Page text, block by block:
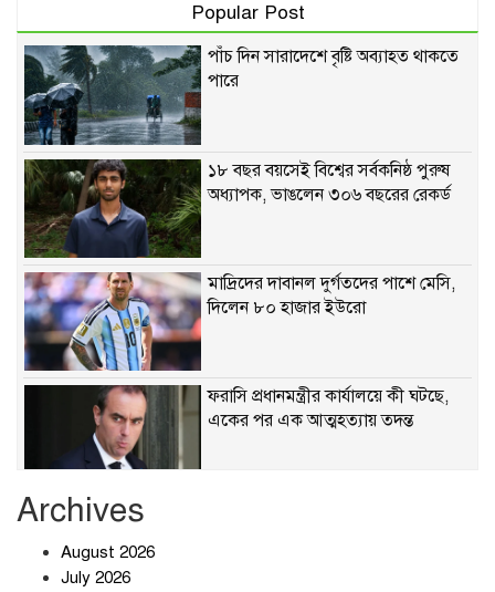
Popular Post
পাঁচ দিন সারাদেশে বৃষ্টি অব্যাহত থাকতে
পারে
১৮ বছর বয়সেই বিশ্বের সর্বকনিষ্ঠ পুরুষ
অধ্যাপক, ভাঙলেন ৩০৬ বছরের রেকর্ড
মাদ্রিদের দাবানল দুর্গতদের পাশে মেসি,
দিলেন ৮০ হাজার ইউরো
ফরাসি প্রধানমন্ত্রীর কার্যালয়ে কী ঘটছে,
একের পর এক আত্মহত্যায় তদন্ত
Archives
August 2026
July 2026